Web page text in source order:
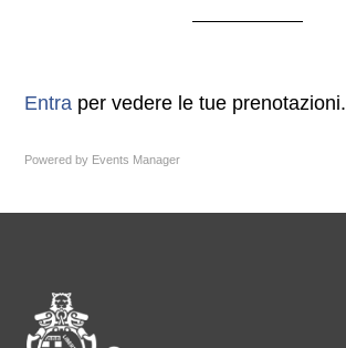
Entra per vedere le tue prenotazioni.
Powered by Events Manager